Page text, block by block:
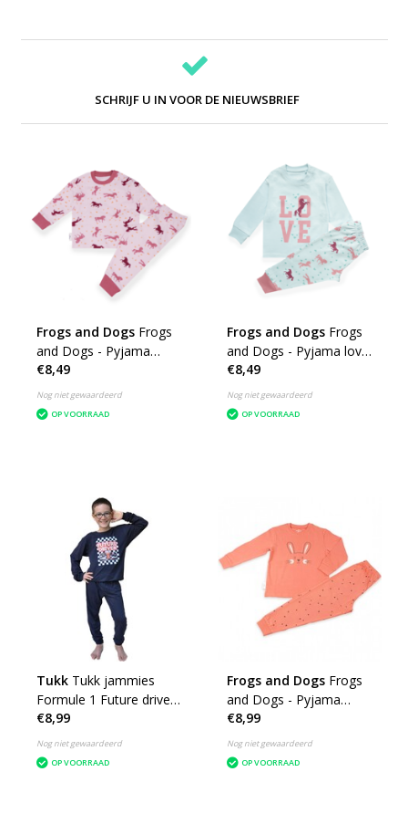
SCHRIJF U IN VOOR DE NIEUWSBRIEF
Frogs and Dogs Frogs
and Dogs - Pyjama
Horse all over roze
€8,49
Nog niet gewaardeerd
OP VOORRAAD
Frogs and Dogs Frogs
and Dogs - Pyjama love
Horse mint groen
€8,49
Nog niet gewaardeerd
OP VOORRAAD
Tukk Tukk jammies
Formule 1 Future driver
Pyjama
€8,99
Nog niet gewaardeerd
OP VOORRAAD
Frogs and Dogs Frogs
and Dogs - Pyjama
Bunny voor meisje
€8,99
Nog niet gewaardeerd
OP VOORRAAD